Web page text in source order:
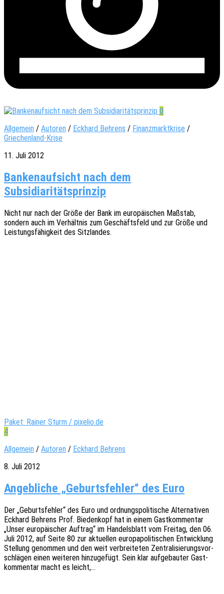
0
Allgemein / Autoren / Eckhard Behrens / Finanzmarktkrise /
Griechenland-Krise
11. Juli 2012
Bankenaufsicht nach dem
Subsidiaritätsprinzip
Nicht nur nach der Größe der Bank im euro­päi­schen Maßstab,
sondern auch im Verhält­nis zum Geschäfts­feld und zur Größe und
Leis­tungs­fä­hig­keit des Sitzlandes.
Paket: Rainer Sturm / pixelio.de
4
Allgemein / Autoren / Eckhard Behrens
8. Juli 2012
Angebliche „Geburtsfehler“ des Euro
Der „Geburts­feh­ler“ des Euro und ordnungs­po­li­ti­sche Alter­na­ti­ven
Eckhard Behrens Prof. Bieden­kopf hat in einem Gast­kom­men­tar
„Unser euro­päi­scher Auftrag“ im Handels­blatt vom Frei­tag, den 06.
Juli 2012, auf Seite 80 zur aktu­el­len euro­pa­po­li­ti­schen Entwick­lung
Stel­lung genom­men und den weit verbrei­te­ten Zentra­li­sie­rungs­vor­
schlä­gen einen weite­ren hinzu­ge­fügt. Sein klar aufge­bau­ter Gast­
kom­men­tar macht es leicht,…